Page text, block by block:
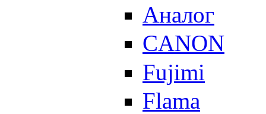
Аналог
CANON
Fujimi
Flama